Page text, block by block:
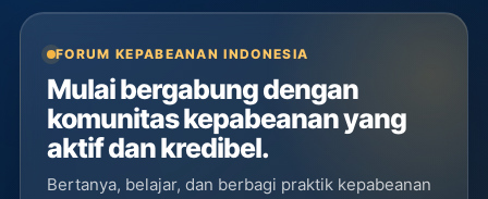
FORUM KEPABEANAN INDONESIA
Mulai bergabung dengan
komunitas kepabeanan yang
aktif dan kredibel.
Bertanya, belajar, dan berbagi praktik kepabeanan